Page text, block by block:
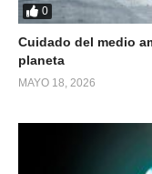
0
Cuidado del medio
planeta
MAYO 18, 2026